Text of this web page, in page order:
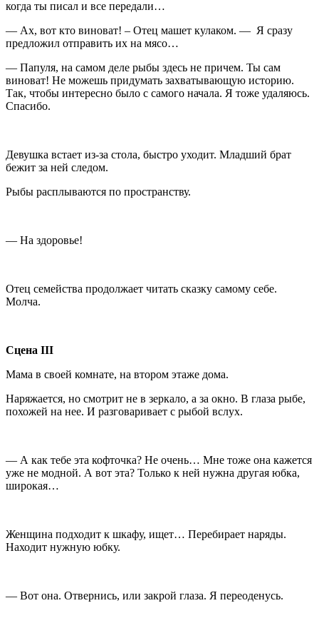
когда ты писал и все передали…
— Ах, вот кто виноват! – Отец машет кулаком. — Я сразу
предложил отправить их на мясо…
— Папуля, на самом деле рыбы здесь не причем. Ты сам
виноват! Не можешь придумать захватывающую историю.
Так, чтобы интересно было с самого начала. Я тоже удаляюсь.
Спасибо.
Девушка встает из-за стола, быстро уходит. Младший брат
бежит за ней следом.
Рыбы расплываются по пространству.
— На здоровье!
Отец семейства продолжает читать сказку самому себе.
Молча.
Сцена III
Мама в своей комнате, на втором этаже дома.
Наряжается, но смотрит не в зеркало, а за окно. В глаза рыбе,
похожей на нее. И разговаривает с рыбой вслух.
— А как тебе эта кофточка? Не очень… Мне тоже она кажется
уже не модной. А вот эта? Только к ней нужна другая юбка,
широкая…
Женщина подходит к шкафу, ищет… Перебирает наряды.
Находит нужную юбку.
— Вот она. Отвернись, или закрой глаза. Я переоденусь.